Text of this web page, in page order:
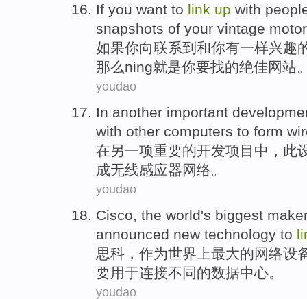
If you want to link up with
snapshots of your vintage
如果你向联系到 和你有一样兴趣
那么ning就是你要找的绝佳网站
youdao
In another important
with other computers to form
在另一项重要的开发项目 中， 此
成无线感应器网络。
youdao
Cisco , the world's biggest
announced new technology to
思科 ，作为世界 上最大的网络设
要用于连接不同的数据中心。
youdao